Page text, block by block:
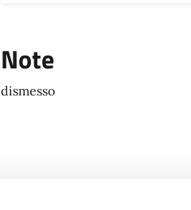
Note
dismesso